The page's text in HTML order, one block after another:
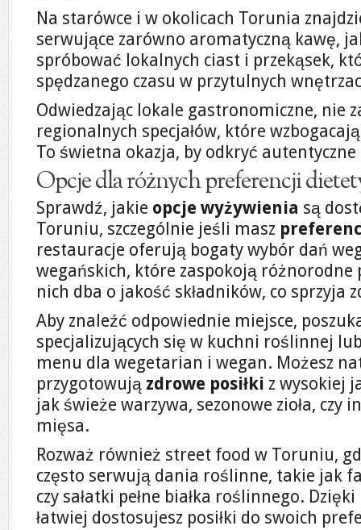
Na starówce i w okolicach Torunia
serwujące zarówno aromatyczną kawę,
spróbować lokalnych ciast i przekąsek,
spędzanego czasu w przytulnych
Odwiedzając lokale gastronomiczne, nie
regionalnych specjałów, które
To świetna okazja, by odkryć
Opcje dla różnych preferencji
Sprawdź, jakie opcje wyżywienia są
Toruniu, szczególnie jeśli masz
restauracje oferują bogaty wybór dań
wegańskich, które zaspokoją różnorodne
nich dba o jakość składników, co sprzyja
Aby znaleźć odpowiednie miejsce,
specjalizujących się w kuchni roślinnej
menu dla wegetarian i wegan. Możesz
przygotowują zdrowe posiłki z wysokiej
jak świeże warzywa, sezonowe zioła, czy
mięsa.
Rozważ również street food w Toruniu,
często serwują dania roślinne, takie jak
czy sałatki pełne białka roślinnego.
łatwiej dostosujesz posiłki do swoich